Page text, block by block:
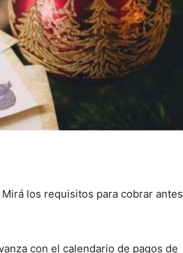
::
Verdad
los requisitos para cobrar antes
con el calendario de pagos de